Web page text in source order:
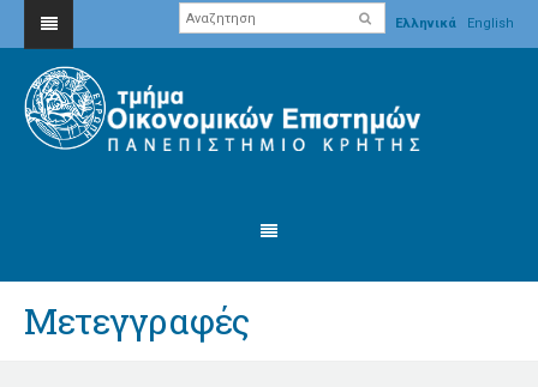
Ελληνικά English
Μετεγγραφές